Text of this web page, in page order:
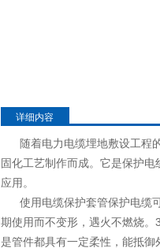
详细内容
随着电力电缆埋地敷设工程
固化工艺制作而成。它是保护
应用。
使用电缆保护套管保护电缆
期使用而不变形，遇火不燃烧
是管件都具有一定柔性，能抵